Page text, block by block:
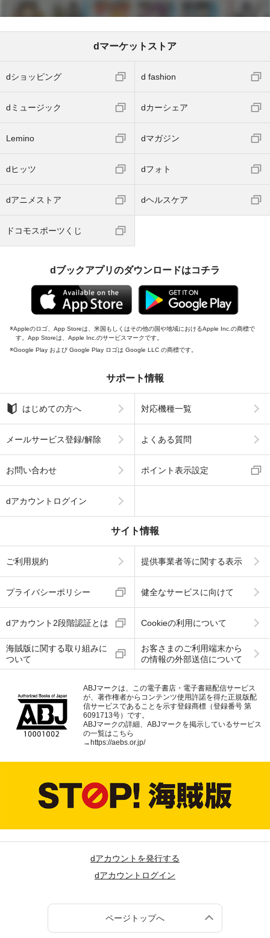
dマーケットストア
dショッピング d fashion
dミュージック dカーシェア
Lemino dマガジン
dヒッツ dフォト
dアニメストア dヘルスケア
ドコモスポーツくじ
dブックアプリのダウンロードはコチラ
Appleのロゴ、App Storeは、米国もしくはその他の国や地域におけるApple Inc.の商標で
す。App Storeは、Apple Inc.のサービスマークです。
Google Play および Google Play ロゴは Google LLC の商標です。
サポート情報
はじめての方へ 対応機種一覧
メールサービス登録/解除 よくある質問
お問い合わせ ポイント表示設定
dアカウントログイン
サイト情報
ご利用規約 提供事業者等に関する表示
プライバシーポリシー 健全なサービスに向けて
dアカウント2段階認証とは Cookieの利用について
海賊版に関する取り組みに
ついて
お客さまのご利用端末から
の情報の外部送信について
ABJマークは、この電子書店・電子書籍配信サービス
が、著作権者からコンテンツ使用許諾を得た正規版配
信サービスであることを示す登録商標（登録番号 第
6091713号）です。
ABJマークの詳細、ABJマークを掲示しているサービス
の一覧はこちら
→ https://aebs.or.jp/
dアカウントを発行する
dアカウントログイン
ページトップへ